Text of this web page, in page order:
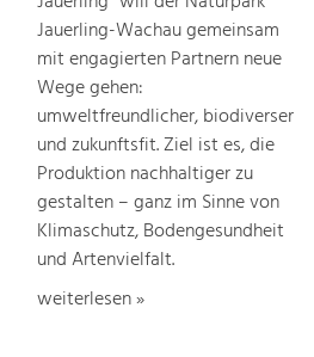
Jauerling-Wachau gemeinsam
mit engagierten Partnern neue
Wege gehen:
umweltfreundlicher, biodiverser
und zukunftsfit. Ziel ist es, die
Produktion nachhaltiger zu
gestalten – ganz im Sinne von
Klimaschutz, Bodengesundheit
und Artenvielfalt.
weiterlesen »